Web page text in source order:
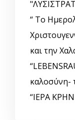
“ Το
και την
καλοσύνη-
“ΙΕΡΑ